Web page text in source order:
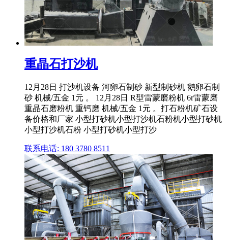
重晶石打沙机
12月28日 打沙机设备 河卵石制砂 新型制砂机 鹅卵石制
砂 机械/五金 1元 。 12月28日 R型雷蒙磨粉机 6r雷蒙磨
重晶石磨粉机 重钙磨 机械/五金 1元 。打石粉机矿石设
备价格和厂家 小型打砂机小型打沙机石粉机小型打砂机
小型打沙机石粉 小型打砂机小型打沙
联系电话: 180 3780 8511